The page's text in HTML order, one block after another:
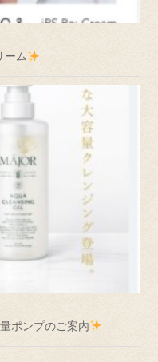
ーム
ポンプのご案内